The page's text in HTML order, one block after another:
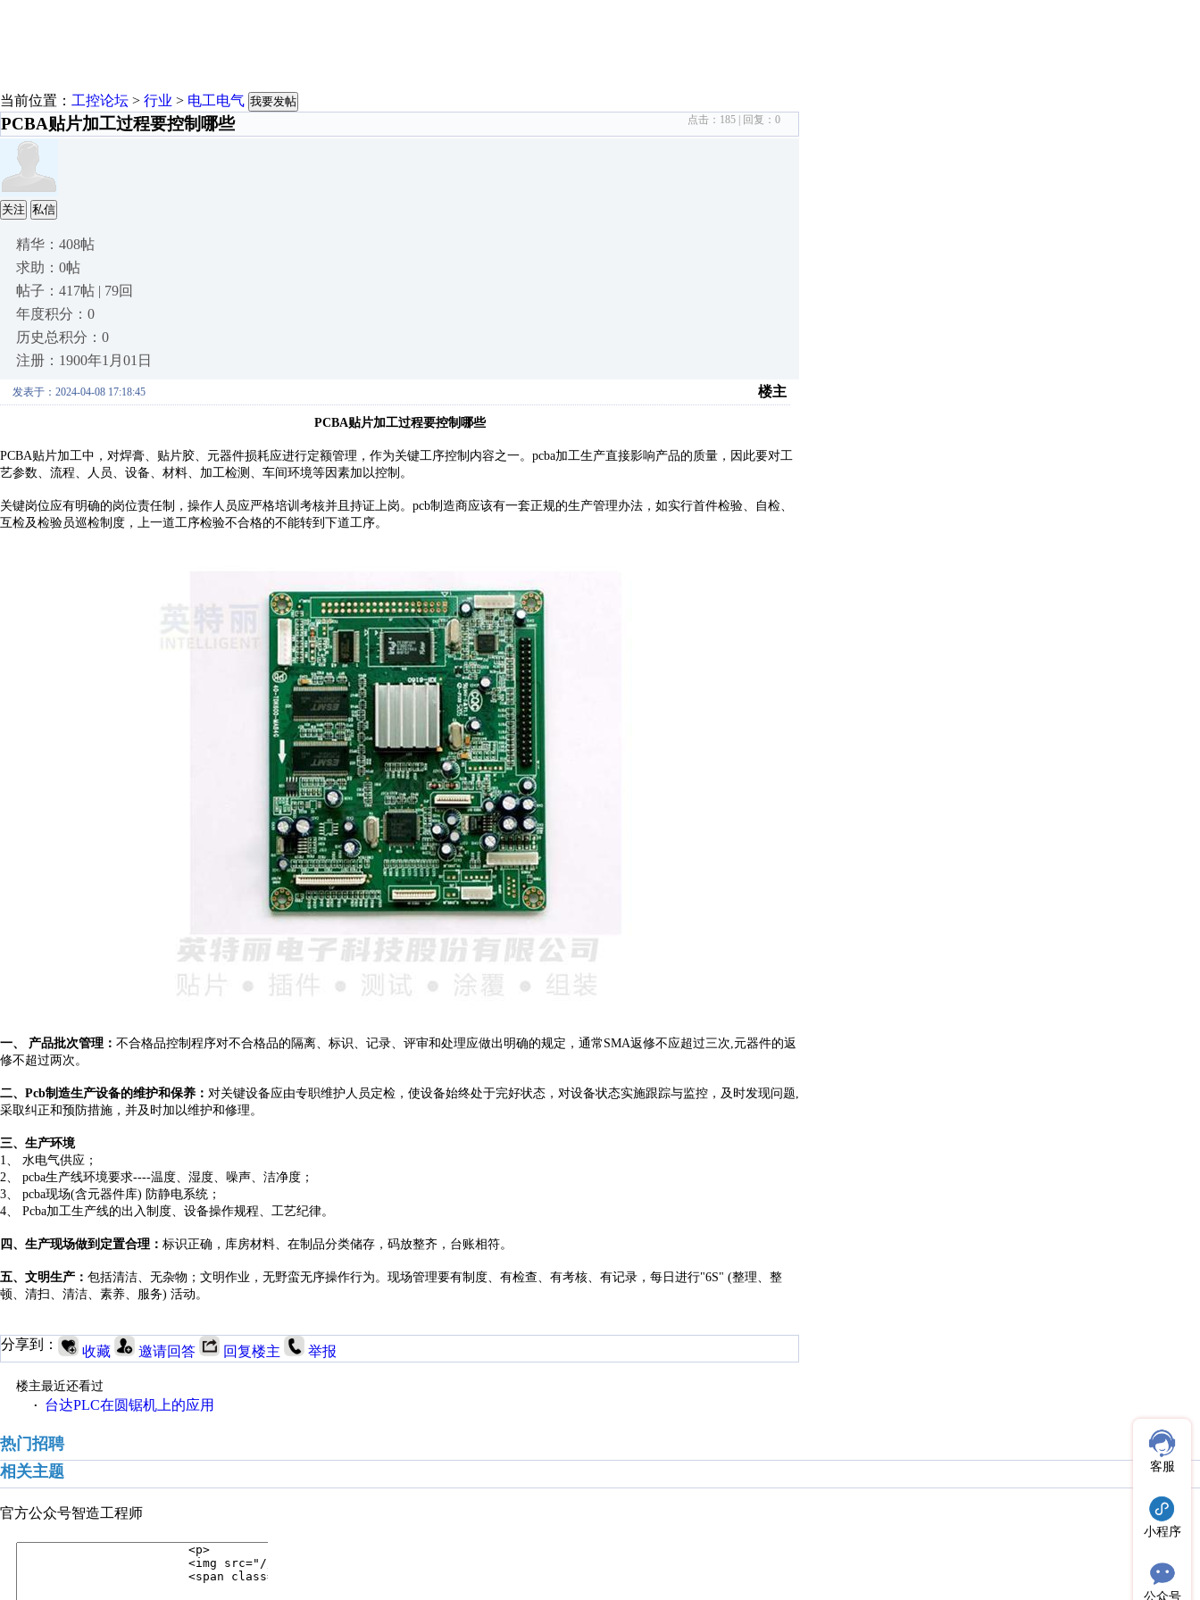
当前位置： 工控论坛 > 行业 > 电工电气 我要发帖
PCBA贴片加工过程要控制哪些 点击： 185 | 回复： 0
关注 私信
精华：408帖
求助：0帖
帖子：417帖 | 79回
年度积分：0
历史总积分：0
注册：1900年1月01日
发表于：2024-04-08 17:18:45 楼主
PCBA贴片加工过程要控制 哪些
PCBA贴片加工中 ， 对焊膏、贴片胶、元器件损耗应进行定额管理 ， 作为关键工序控制内容之一。 pcba加工生产直接影响产品的质量，因此要对工
艺参数、流程、人员、设备、材料、加工检测、车间环境等因素加以控制。
关键岗位应有明确的岗位责任制 ， 操作人员应严格培训考核并且 持证上岗。 pcb制造商应该有一套正规的生产管理办法 ， 如实行首件检验、
自检、
互检及检验员巡检制度 ， 上一道工序检验不合格的不能转到下道工序。
一、 产品批次管理 ： 不合格品控制程序对不合格品的隔离、标识、记录、评审和处理应做出明确的规定 ， 通常 SMA返修不应超过三次,元器件的返
修不超过两次。
二、 Pcb制造生产设备的维护和保养 ： 对关键设备应由专职维护人员定检 ， 使设备始终处于完好状态 ， 对设备状态实施跟踪与监控 ， 及时发现问题,
采取纠正和预防措施 ， 并及时加以维护和修理。
三、 生产环境
1、
水电气供应 ；
2、
pcba生产线环境要求----温度、湿度、噪声、洁净度 ；
3、
pcba现场(含元器件库) 防静电系统 ；
4、
Pcba加工生产线的出入制度、设备操作规程、工艺纪律。
四、 生产现场做到定置合理 ： 标识正确 ， 库房材料、在制品分类储存 ， 码放整齐 ， 台账相符。
五、 文明生产 ： 包括清洁、 无杂物 ； 文明作业 ， 无野蛮无序操作行为。 现场管理要有制度、有检查、有考核、有记录 ， 每日进行"6S" (整理、整
顿、清扫、清洁、素养、服务) 活动。
分享到： 收藏 邀请回答 回复楼主 举报
楼主最近还看过
·
台达PLC在圆锯机上的应用
热门招聘
相关主题
官方公众号智造工程师
客服
小程序
公众号